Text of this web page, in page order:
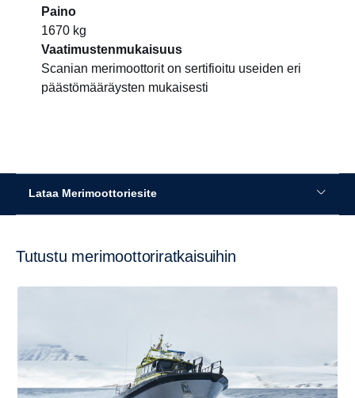
Paino
1670 kg
Vaatimustenmukaisuus
Scanian merimoottorit on sertifioitu useiden eri
päästömääräysten mukaisesti
Lataa Merimoottoriesite
Tutustu merimoottoriratkaisuihin